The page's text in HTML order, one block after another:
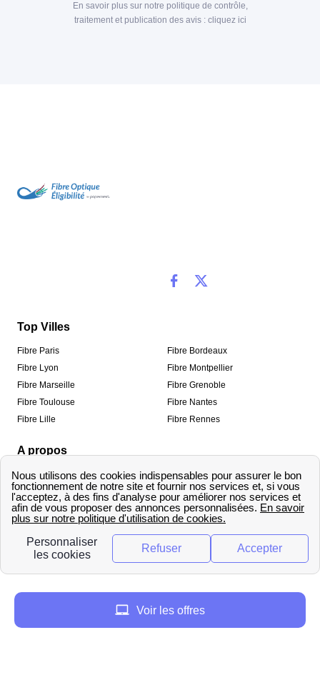
En savoir plus sur notre politique de contrôle,
traitement et publication des avis : cliquez ici
Top Villes
Fibre Paris
Fibre Lyon
Fibre Marseille
Fibre Toulouse
Fibre Lille
Fibre Bordeaux
Fibre Montpellier
Fibre Grenoble
Fibre Nantes
Fibre Rennes
A propos
Qui sommes-nous ?
Informations de contact
Méthodologie de classement
Mentions légales
Traitement des avis
Copyright © fibre-optique-eligibilite.fr 2026 – Tous
droits réservés
Voir les offres